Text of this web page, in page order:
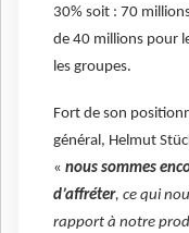
30% soit : 70
de 40 millions pour
les groupes.
Fort de son
général, Helmut
« nous sommes
d’affréter, ce qui
rapport à notre